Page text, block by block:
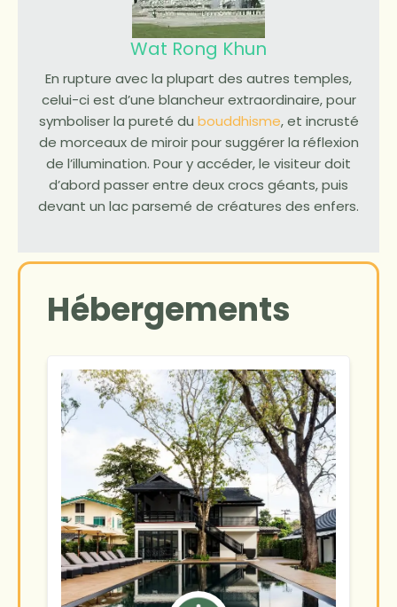
Wat Rong Khun
En rupture avec la plupart des autres temples,
celui-ci est d’une blancheur extraordinaire, pour
symboliser la pureté du bouddhisme, et incrusté
de morceaux de miroir pour suggérer la réflexion
de l’illumination. Pour y accéder, le visiteur doit
d’abord passer entre deux crocs géants, puis
devant un lac parsemé de créatures des enfers.
Hébergements